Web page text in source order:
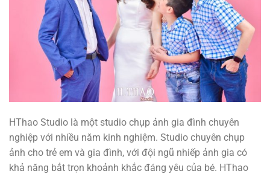
HThao Studio là một studio chụp ảnh gia đình chuyên
nghiệp với nhiều năm kinh nghiệm. Studio chuyên chụp
ảnh cho trẻ em và gia đình, với đội ngũ nhiếp ảnh gia có
khả năng bắt trọn khoảnh khắc đáng yêu của bé. HThao